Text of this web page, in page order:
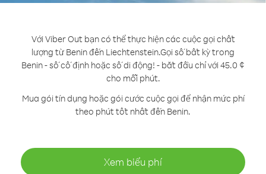
Với Viber Out bạn có thể thực hiện các cuộc gọi chất
lượng từ Benin đến Liechtenstein.Gọi số bất kỳ trong
Benin - số cố định hoặc số di động! - bắt đầu chỉ với 45.0 ¢
cho mỗi phút.
Mua gói tín dụng hoặc gói cước cuộc gọi để nhận mức phí
theo phút tốt nhất đến Benin.
Xem biểu phí